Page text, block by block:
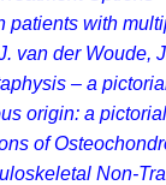
patients with
van der Woude,
– a
origin: a
of
Non-